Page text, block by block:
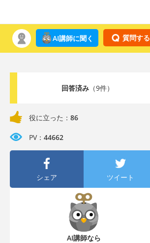
質問する
AI講師に聞く
回答済み（9件）
役に立った： 86
PV： 44662
シェア ツイート
AI講師なら